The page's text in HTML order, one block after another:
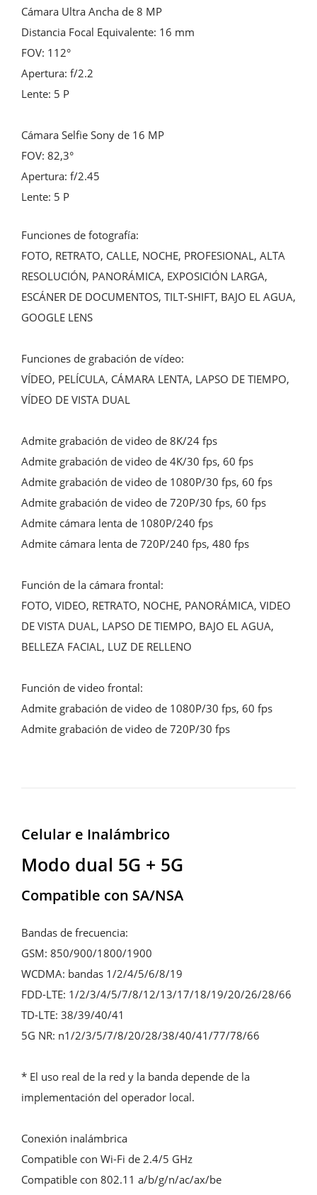
Cámara Ultra Ancha de 8 MP
Distancia Focal Equivalente: 16 mm
FOV: 112°
Apertura: f/2.2
Lente: 5 P
Cámara Selfie Sony de 16 MP
FOV: 82,3°
Apertura: f/2.45
Lente: 5 P
Funciones de fotografía:
FOTO, RETRATO, CALLE, NOCHE, PROFESIONAL, ALTA
RESOLUCIÓN, PANORÁMICA, EXPOSICIÓN LARGA,
ESCÁNER DE DOCUMENTOS, TILT-SHIFT, BAJO EL AGUA,
GOOGLE LENS
Funciones de grabación de vídeo:
VÍDEO, PELÍCULA, CÁMARA LENTA, LAPSO DE TIEMPO,
VÍDEO DE VISTA DUAL
Admite grabación de video de 8K/24 fps
Admite grabación de video de 4K/30 fps, 60 fps
Admite grabación de video de 1080P/30 fps, 60 fps
Admite grabación de video de 720P/30 fps, 60 fps
Admite cámara lenta de 1080P/240 fps
Admite cámara lenta de 720P/240 fps, 480 fps
Función de la cámara frontal:
FOTO, VIDEO, RETRATO, NOCHE, PANORÁMICA, VIDEO
DE VISTA DUAL, LAPSO DE TIEMPO, BAJO EL AGUA,
BELLEZA FACIAL, LUZ DE RELLENO
Función de video frontal:
Admite grabación de video de 1080P/30 fps, 60 fps
Admite grabación de video de 720P/30 fps
Celular e Inalámbrico
Modo dual 5G + 5G
Compatible con SA/NSA
Bandas de frecuencia:
GSM: 850/900/1800/1900
WCDMA: bandas 1/2/4/5/6/8/19
FDD-LTE: 1/2/3/4/5/7/8/12/13/17/18/19/20/26/28/66
TD-LTE: 38/39/40/41
5G NR: n1/2/3/5/7/8/20/28/38/40/41/77/78/66
* El uso real de la red y la banda depende de la
implementación del operador local.
Conexión inalámbrica
Compatible con Wi-Fi de 2.4/5 GHz
Compatible con 802.11 a/b/g/n/ac/ax/be